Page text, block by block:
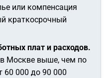
или компенсация
краткосрочный
плат и расходов.
Москве выше, чем по
60 000 до 90 000